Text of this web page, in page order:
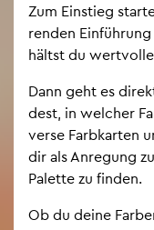
Zum Ein­stieg
ren­den
hältst du
Dann geht es
dest, in wel­cher
ver­se Farb­kar­ten
dir als An­re­gung
Pa­let­te zu fin­den.
Ob du deine